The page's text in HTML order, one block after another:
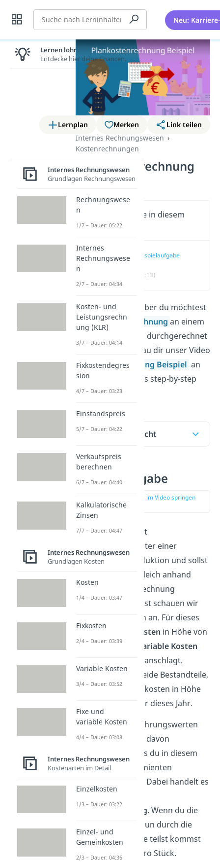
Suche Neu:
Lernplan Merken
Link teilen
Internes Rechnungswesen
Kostenrechnungen
Plankostenrechnung
Beispiel
Wichtige Inhalte in diesem
Video
Beispielaufgabe
(00:13)
Die Theorie sitzt, aber du möchtest
diePlankostenrechnung an einem
konkreten Beispiel durchgerechnet
haben? Dann schau dir unser Video
Plankostenrechnung Beispiel an
und wir gehen alles step-by-step
mit dir durch!
Inhaltsübersicht
Beispielaufgabe
zur Stelle im Video springen
(00:13)
Stell dir vor, du bist
der Produktionsleiter einer
Gummienten-Produktion und sollst
einen Soll-Ist-Vergleich anhand
einer Plankostenrechnung
durchführen. Zuerst schauen wir
uns die Plankosten an. Für dieses
Jahr wurden
Fixkosten in Höhe von
10.000 Euro und
variable Kosten
von 7.000 Euro veranschlagt.
Addierst du nun beide Bestandteile,
ergibt das Gesamtkosten in Höhe
von 17.000 Euro für dieses Jahr.
Aufgrund von Erfahrungswerten
bist du letztes Jahr davon
ausgegangen, dass du in diesem
Jahr 100.000 Gummienten
produzieren wirst. Dabei handelt es
Planbeschäftigung.Wenn du die
variablen Kosten nun durch die
Produktionsmenge teilst kommst
du auf 0,07 Euro pro Stück.
Lernen lohnt sich!
Entdecke hier deine Chancen.
Internes Rechnungswesen
Grundlagen Rechnungswesen
Rechnungswese
n
1/7 – Dauer: 05:22
Internes
Rechnungswese
n
2/7 – Dauer: 04:34
Kosten- und
Leistungsrechn
ung (KLR)
3/7 – Dauer: 04:14
Fixkostendegres
sion
4/7 – Dauer: 03:23
Einstandspreis
5/7 – Dauer: 04:22
Verkaufspreis
berechnen
6/7 – Dauer: 04:40
Kalkulatorische
Zinsen
7/7 – Dauer: 04:47
Internes Rechnungswesen
Grundlagen Kosten
Kosten
1/4 – Dauer: 03:47
Fixkosten
2/4 – Dauer: 03:39
Variable Kosten
3/4 – Dauer: 03:52
Fixe und
variable Kosten
4/4 – Dauer: 03:08
Internes Rechnungswesen
Kostenarten im Detail
Einzelkosten
1/3 – Dauer: 03:22
Einzel- und
Gemeinkosten
2/3 – Dauer: 04:36